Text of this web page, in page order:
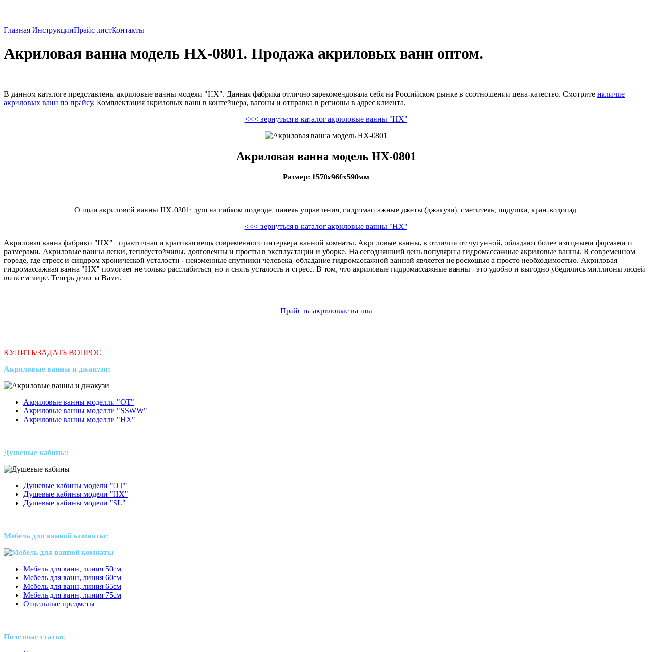
Главная ИнструкцииПрайс листКонтакты
Акриловая ванна модель HX-0801. Продажа акриловых ванн оптом.
В данном каталоге представлены акриловые ванны модели "HX". Данная фабрика отлично зарекомендовала себя на Российском рынке в соотношении цена-качество. Смотрите наличие
акриловых ванн по прайсу. Комплектация акриловых ванн в контейнера, вагоны и отправка в регионы в адрес клиента.
<<< вернуться в каталог акриловые ванны "HX"
Акриловая ванна модель HX-0801
Размер: 1570х960х590мм
Опции акриловой ванны HX-0801: душ на гибком подводе, панель управления, гидромассажные джеты (джакузи), смеситель, подушка, кран-водопад.
<<< вернуться в каталог акриловые ванны "HX"
Акриловая ванна фабрики "HX" - практичная и красивая вещь современного интерьера ванной комнаты. Акриловые ванны, в отличии от чугунной, обладают более изящными формами и
размерами. Акриловые ванны легки, теплоустойчивы, долговечны и просты в эксплуатации и уборке. На сегодняшний день популярны гидромассажные акриловые ванны. В современном
городе, где стресс и синдром хронической усталости - неизменные спутники человека, обладание гидромассажной ванной является не роскошью а просто необходимостью. Акриловая
гидромассажная ванна "HX" помогает не только расслабиться, но и снять усталость и стресс. В том, что акриловые гидромассажные ванны - это удобно и выгодно убедились миллионы людей
во всем мире. Теперь дело за Вами.
Прайс на акриловые ванны
КУПИТЬ/ЗАДАТЬ ВОПРОС
Акриловые ванны и джакузи:
Акриловые ванны моделли "ОТ"
Акриловые ванны моделли "SSWW"
Акриловые ванны моделли "HX"
Душевые кабины:
Душевые кабины модели "ОТ"
Душевые кабины модели "HX"
Душевые кабины модели "SL"
Мебель для ванной комнаты:
Мебель для ванн, линия 50см
Мебель для ванн, линия 60см
Мебель для ванн, линия 65см
Мебель для ванн, линия 75см
Отдельные предметы
Полезные статьи: